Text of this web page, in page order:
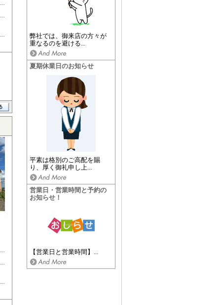
弊社では、御来店の方々が
重なるのを避ける...
夏期休業日のお知らせ
平素は格別のご高配を賜
り、厚く御礼申し上...
営業日・営業時間と予約の
お知らせ！
【営業日と営業時間】...